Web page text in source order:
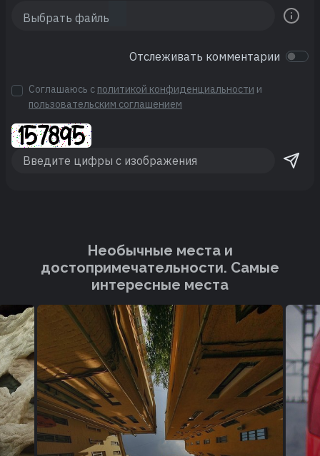
Отслеживать комментарии
Соглашаюсь с политикой конфиденциальности и
пользовательским соглашением
Необычные места и
достопримечательности. Cамые
интересные места